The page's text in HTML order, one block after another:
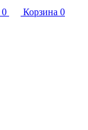
0 Корзина 0